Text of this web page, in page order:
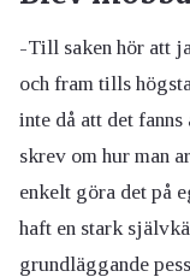
-Till saken hör att
och fram tills
inte då att det
skrev om hur man
enkelt göra det på
haft en stark
grundläggande